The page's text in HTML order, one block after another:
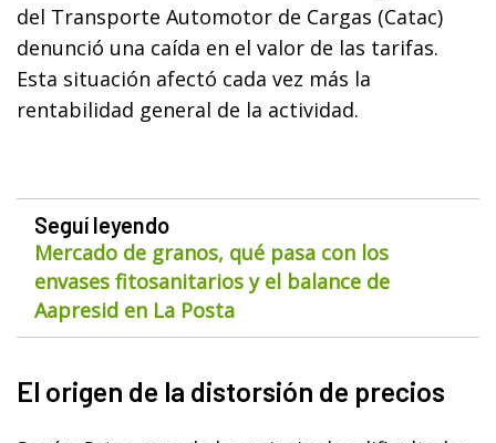
del Transporte Automotor de Cargas (Catac)
denunció una caída en el valor de las tarifas.
Esta situación afectó cada vez más la
rentabilidad general de la actividad.
Seguí leyendo
Mercado de granos, qué pasa con los
envases fitosanitarios y el balance de
Aapresid en La Posta
El origen de la distorsión de precios